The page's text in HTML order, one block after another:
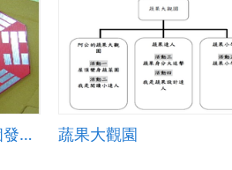
生活中的理化－尋找一個發洩的管道 蔬果大觀園